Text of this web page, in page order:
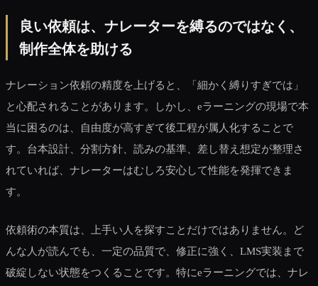
良い依頼は、ナレーターを縛るのではなく、
制作全体を助ける
ナレーション依頼の精度を上げると、「細かく縛りすぎでは」
と心配されることがあります。しかし、eラーニングの現場で本
当に困るのは、自由度が高すぎて後工程が属人化することで
す。台本設計、分割方針、読みの基準、差し替え想定が整理さ
れていれば、ナレーターはむしろ安心して性能を発揮できま
す。
依頼術の本質は、上手い人を探すことだけではありません。ど
んな人が読んでも、一定の品質で、修正に強く、LMS実装まで
破綻しない状態をつくることです。特にeラーニングでは、ナレ